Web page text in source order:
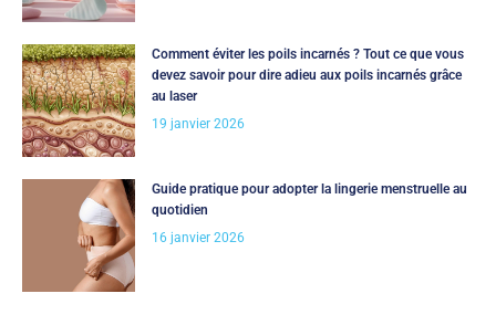
Comment éviter les poils incarnés ? Tout ce que vous
devez savoir pour dire adieu aux poils incarnés grâce
au laser
19 janvier 2026
Guide pratique pour adopter la lingerie menstruelle au
quotidien
16 janvier 2026